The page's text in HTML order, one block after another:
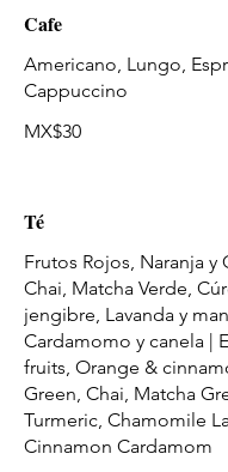
Cafe
Americano, Lungo,
Cappuccino
MX$30
Té
Frutos Rojos, Naranja y
Chai, Matcha Verde,
jengibre, Lavanda y
Cardamomo y canela |
fruits, Orange &
Green, Chai, Matcha
Turmeric, Chamomile
Cinnamon Cardamom